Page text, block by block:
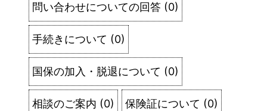
問い合わせについての回答 (0)
手続きについて (0)
国保の加入・脱退について (0)
相談のご案内 (0) 保険証について (0)